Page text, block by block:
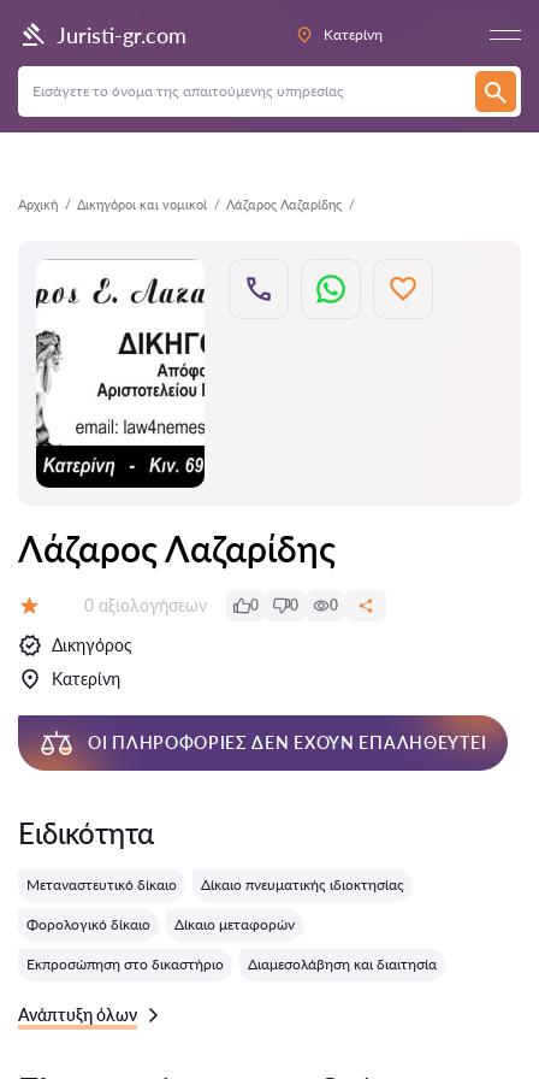
Juristi-gr.com Κατερίνη
Αρχική Δικηγόροι και νομικοί Λάζαρος Λαζαρίδης
Πίσω
Λάζαρος Λαζαρίδης
Αξιολογήσεις:
0 αξιολογήσεων 0 0 0
Δικηγόρος
Κατερίνη
ΟΙ ΠΛΗΡΟΦΟΡΊΕΣ ΔΕΝ ΈΧΟΥΝ ΕΠΑΛΗΘΕΥΤΕΊ
Ειδικότητα
Μεταναστευτικό δίκαιο Δίκαιο πνευματικής ιδιοκτησίας
Φορολογικό δίκαιο Δίκαιο μεταφορών
Εκπροσώπηση στο δικαστήριο Διαμεσολάβηση και διαιτησία
Ανάπτυξη όλων